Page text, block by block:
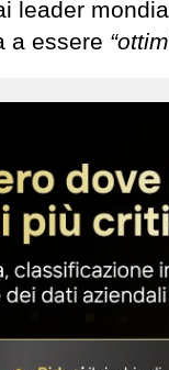
leader
a essere